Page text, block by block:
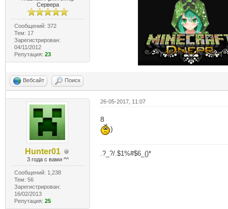
Сервера
Сообщений: 372
Тем: 17
Зарегистрирован:
04/11/2012
Репутация: 23
Вебсайт Поиск
Hunter01
3 года с вами ^^
Сообщений: 1,238
Тем: 56
Зарегистрирован:
16/02/2013
Репутация: 25
26-05-2017, 11:07
8
)
.?_?/.$1%#$6_()*